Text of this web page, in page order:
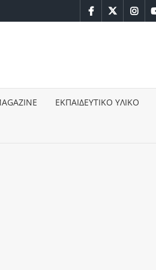
facebook
twitter
ΕΚΠΑΙΔΕΥΤΙΚΟ ΥΛΙΚΟ